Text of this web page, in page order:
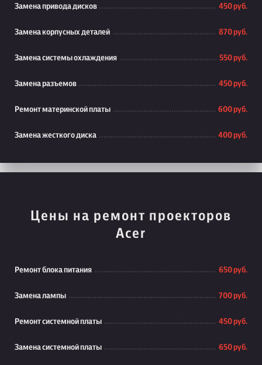
Замена привода дисков 450 руб.
Замена корпусных деталей 870 руб.
Замена системы охлаждения 550 руб.
Замена разъемов 450 руб.
Ремонт материнской платы 600 руб.
Замена жесткого диска 400 руб.
Цены на ремонт проекторов
Acer
Ремонт блока питания 650 руб.
Замена лампы 700 руб.
Ремонт системной платы 450 руб.
Замена системной платы 650 руб.